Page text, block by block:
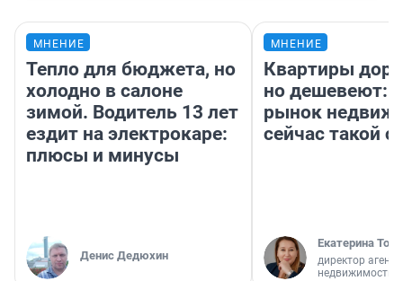
МНЕНИЕ
Тепло для бюджета, но
холодно в салоне
зимой. Водитель 13 лет
ездит на электрокаре:
плюсы и минусы
Денис Дедюхин
МНЕНИЕ
Квартиры
но дешевеют:
рынок
сейчас такой
Екатерина
директор
недвижимости